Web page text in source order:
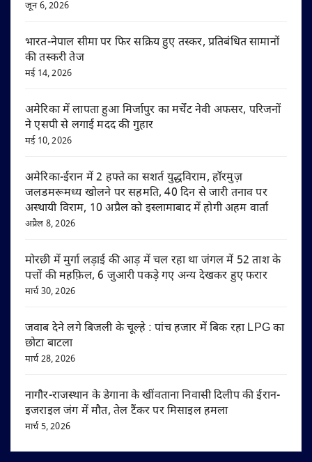
जून 6, 2026
भारत-नेपाल सीमा पर फिर सक्रिय हुए तस्कर, प्रतिबंधित सामानों
की तस्करी तेज
मई 14, 2026
अमेरिका में लापता हुआ मिर्जापुर का मर्चेंट नेवी अफसर, परिजनों
ने एसपी से लगाई मदद की गुहार
मई 10, 2026
अमेरिका-ईरान में 2 हफ्ते का सशर्त युद्धविराम, हॉरमुज़
जलडमरूमध्य खोलने पर सहमति, 40 दिन से जारी तनाव पर
अस्थायी विराम, 10 अप्रैल को इस्लामाबाद में होगी अहम वार्ता
अप्रैल 8, 2026
मोरछी में मुर्गा लड़ाई की आड़ में चल रहा था जंगल में 52 ताश के
पत्तों की महफ़िल, 6 जुआरी पकड़े गए अन्य देखकर हुए फरार
मार्च 30, 2026
जवाब देने लगे बिजली के चूल्हे : पांच हजार में बिक रहा LPG का
छोटा बाटला
मार्च 28, 2026
नागौर-राजस्थान के डेगाना के खींवताना निवासी दिलीप की ईरान-
इजराइल जंग में मौत, तेल टैंकर पर मिसाइल हमला
मार्च 5, 2026